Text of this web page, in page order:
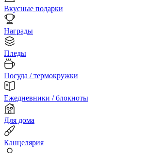
Вкусные подарки
Награды
Пледы
Посуда / термокружки
Ежедневники / блокноты
Для дома
Канцелярия